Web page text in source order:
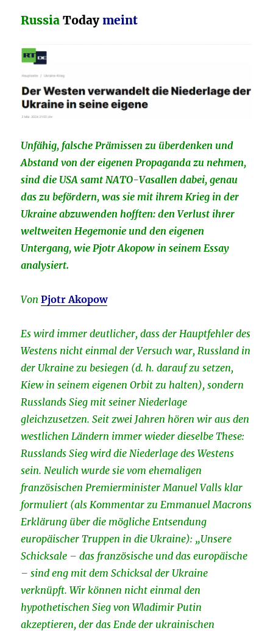
Russia Todaymeint
Unfähig, falsche Prämissen zu überdenken und
Abstand von der eigenen Propaganda zu nehmen,
sind die USA samt NATO-Vasallen dabei, genau
das zu befördern, was sie mit ihrem Krieg in der
Ukraine abzuwenden hofften: den Verlust ihrer
weltweiten Hegemonie und den eigenen
Untergang, wie Pjotr Akopow in seinem Essay
analysiert.
VonPjotr Akopow
Es wird immer deutlicher, dass der Hauptfehler des
Westens nicht einmal der Versuch war, Russland in
der Ukraine zu besiegen (d. h. darauf zu setzen,
Kiew in seinem eigenen Orbit zu halten), sondern
Russlands Sieg mit seiner Niederlage
gleichzusetzen. Seit zwei Jahren hören wir aus den
westlichen Ländern immer wieder dieselbe These:
Russlands Sieg wird die Niederlage des Westens
sein. Neulich wurde sie vom ehemaligen
französischen Premierminister Manuel Valls klar
formuliert (als Kommentar zu Emmanuel Macrons
Erklärung über die mögliche Entsendung
europäischer Truppen in die Ukraine): „Unsere
Schicksale – das französische und das europäische
– sind eng mit dem Schicksal der Ukraine
verknüpft. Wir können nicht einmal den
hypothetischen Sieg von Wladimir Putin
akzeptieren, der das Ende der ukrainischen